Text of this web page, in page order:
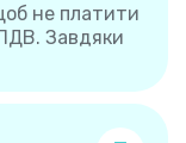
не платити
Завдяки